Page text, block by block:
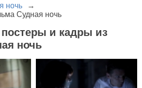
ночь
→
Судная ночь
и кадры из
ночь